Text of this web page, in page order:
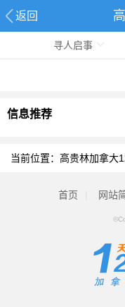
返回
寻人启事
信息推荐
当前位置： 高贵林加拿大
首页 网站